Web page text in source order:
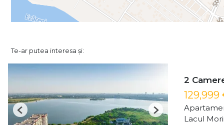
Te-ar putea interesa și:
Previous Next
2
129,999
Lacul